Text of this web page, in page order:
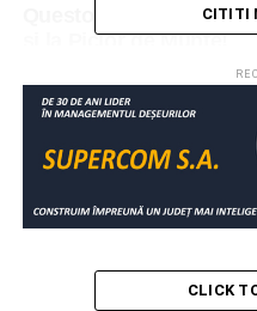
Questo, jocul interactiv
și la Picior de Munte!
PNL Dâmboviţa și-a
CITITI
CLICK